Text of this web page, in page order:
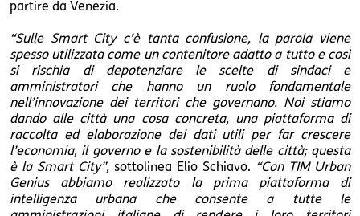
partire da Venezia.
“Sulle Smart City c’è tanta confusione, la parola viene
spesso utilizzata come un contenitore adatto a tutto e così
si rischia di depotenziare le scelte di sindaci e
amministratori che hanno un ruolo fondamentale
nell’innovazione dei territori che governano. Noi stiamo
dando alle città una cosa concreta, una piattaforma di
raccolta ed elaborazione dei dati utili per far crescere
l’economia, il governo e la sostenibilità delle città; questa
è la Smart City”, sottolinea Elio Schiavo. “Con TIM Urban
Genius abbiamo realizzato la prima piattaforma di
intelligenza urbana che consente a tutte le